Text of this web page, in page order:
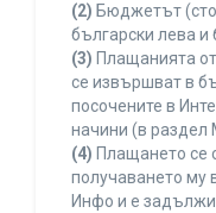
(2) Бюджетът
български лева
(3) Плащанията
се извършват в
посочените в
начини (в раздел
(4) Плащането се
получаването му
Инфо и е